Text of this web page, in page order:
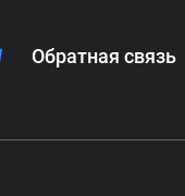
Обратная связь